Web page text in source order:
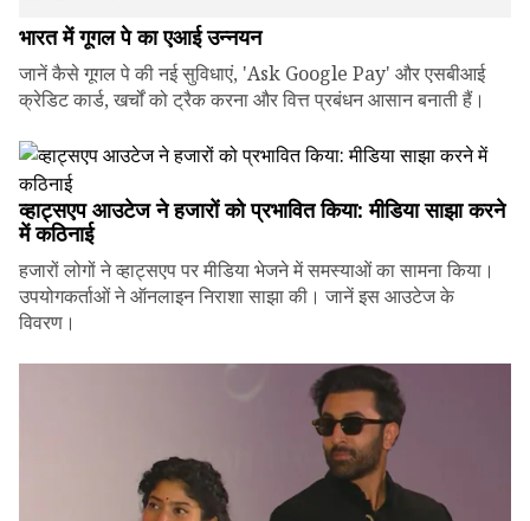
भारत में गूगल पे का एआई उन्नयन
जानें कैसे गूगल पे की नई सुविधाएं, 'Ask Google Pay' और एसबीआई
क्रेडिट कार्ड, खर्चों को ट्रैक करना और वित्त प्रबंधन आसान बनाती हैं।
व्हाट्सएप आउटेज ने हजारों को प्रभावित किया: मीडिया साझा करने
में कठिनाई
हजारों लोगों ने व्हाट्सएप पर मीडिया भेजने में समस्याओं का सामना किया।
उपयोगकर्ताओं ने ऑनलाइन निराशा साझा की। जानें इस आउटेज के
विवरण।